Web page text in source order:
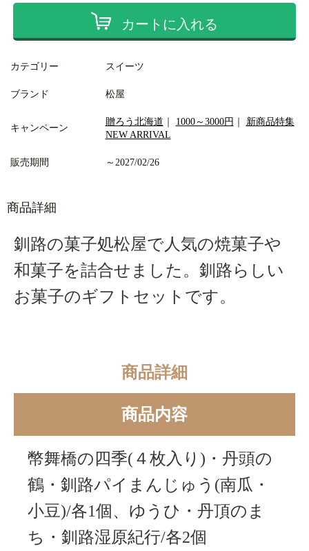
カートに入れる
カテゴリー スイーツ
ブランド 松屋
キャンペーン
贈ろう北海道 1000～3000円
新商品特集
NEW ARRIVAL
販売期間 ～2027/02/26
商品詳細
釧路の菓子処松屋で人気の焼菓子や
和菓子を詰合せました。釧路らしい
お菓子のギフトセットです。
商品詳細
商品内容
幣舞橋の四季(４枚入り)・丹頭の
鶴・釧路パイまんじゅう(南瓜・
小豆)/各1個、ゆうひ・丹頂のま
ち・釧路湿原紀行/各2個